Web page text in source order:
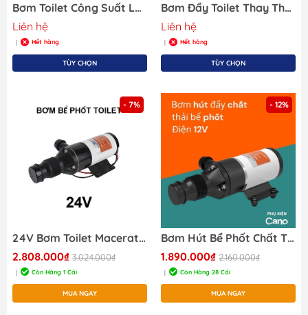
Bơm Toilet Công Suất Lớn WHALE GULPER 320, Điện Áp 12/24V
Liên hệ
| Hết hàng
TÙY CHỌN
Bơm Đẩy Toilet Thay Thế Điện Áp 12V, Lưu lượng 18.9 LPM, 227x83mm, Cống Suất 36W
Liên hệ
| Hết hàng
TÙY CHỌN
- 7%
24V Bơm Toilet Macerator Điện 24V Max 6.0A, Lưu Lượng 45LPM, Ống 1 Inch
2.808.000₫ 3.024.000₫
| Còn Hàng 1 Cái
MUA NGAY
- 12%
Bơm Hút Bể Phốt Chất Thải Macerator SFMP1-120-01, Điện Áp 12V
1.890.000₫ 2.160.000₫
| Còn Hàng 28 Cái
MUA NGAY